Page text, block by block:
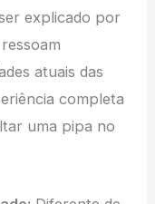
explicado por
atuais das
completa
uma pipa no